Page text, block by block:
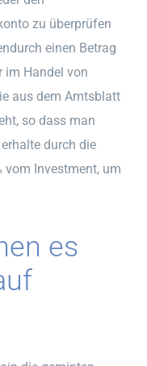
zu überprüfen
einen Betrag
im Handel von
aus dem Amtsblatt
so dass man
durch die
Investment, um
es